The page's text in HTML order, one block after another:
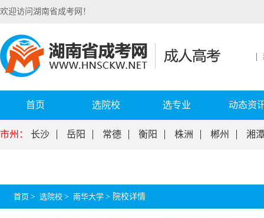
欢迎访问湖南省成考网！
首页 选院校 选专业 动态资
市州： 长沙 岳阳 常德 衡阳 株洲 郴州 湘
首页 > 选院校 > 南华大学 > 院校详情